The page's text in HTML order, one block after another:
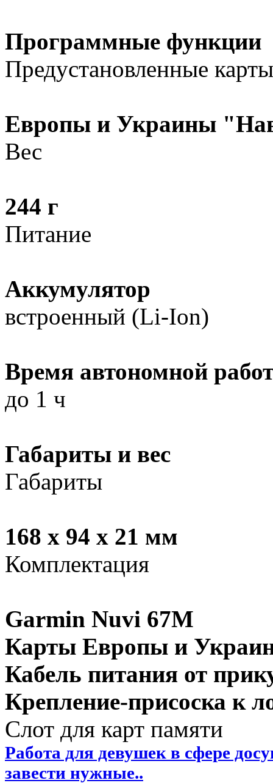
Программные функции
Предустановленные карты
Европы и Украины
Вес
244 г
Питание
Аккумулятор
встроенный (Li-Ion)
Время автономной
до 1 ч
Габариты и вес
Габариты
168 х 94 х 21 мм
Комплектация
Garmin Nuvi 67M
Карты Европы и
Кабель питания от
Крепление-присоска к
Слот для карт памяти
Работа для девушек в сфере
завести нужные..